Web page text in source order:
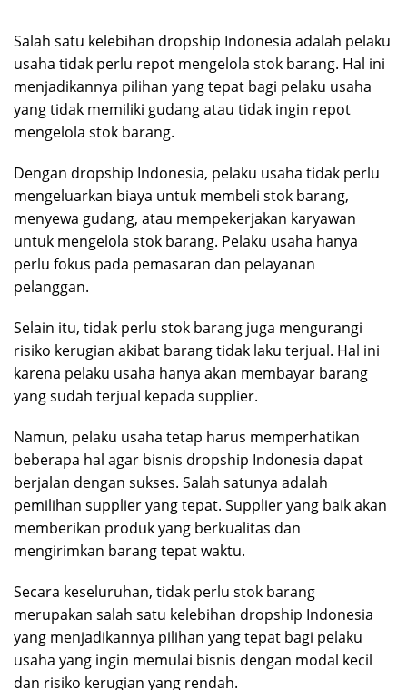
Salah satu kelebihan dropship Indonesia adalah pelaku
usaha tidak perlu repot mengelola stok barang. Hal ini
menjadikannya pilihan yang tepat bagi pelaku usaha
yang tidak memiliki gudang atau tidak ingin repot
mengelola stok barang.
Dengan dropship Indonesia, pelaku usaha tidak perlu
mengeluarkan biaya untuk membeli stok barang,
menyewa gudang, atau mempekerjakan karyawan
untuk mengelola stok barang. Pelaku usaha hanya
perlu fokus pada pemasaran dan pelayanan
pelanggan.
Selain itu, tidak perlu stok barang juga mengurangi
risiko kerugian akibat barang tidak laku terjual. Hal ini
karena pelaku usaha hanya akan membayar barang
yang sudah terjual kepada supplier.
Namun, pelaku usaha tetap harus memperhatikan
beberapa hal agar bisnis dropship Indonesia dapat
berjalan dengan sukses. Salah satunya adalah
pemilihan supplier yang tepat. Supplier yang baik akan
memberikan produk yang berkualitas dan
mengirimkan barang tepat waktu.
Secara keseluruhan, tidak perlu stok barang
merupakan salah satu kelebihan dropship Indonesia
yang menjadikannya pilihan yang tepat bagi pelaku
usaha yang ingin memulai bisnis dengan modal kecil
dan risiko kerugian yang rendah.